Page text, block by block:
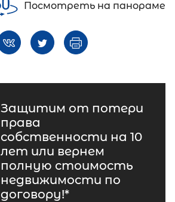
Посмотреть на панораме
Защитим от потери
права
собственности на 10
лет или вернем
полную стоимость
недвижимости по
договору!*